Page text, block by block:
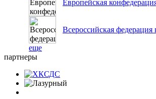
Европейская
Всероссийская федерация
еще
партнеры